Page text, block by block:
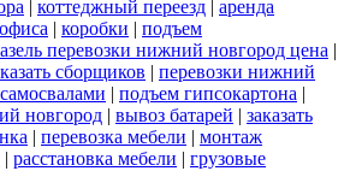
| коттеджный переезд | аренда
| коробки | подъем
перевозки нижний новгород цена |
сборщиков | перевозки нижний
| подъем гипсокартона |
новгород | вывоз батарей | заказать
| перевозка мебели | монтаж
| расстановка мебели | грузовые